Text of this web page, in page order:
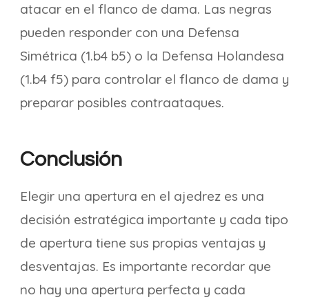
atacar en el flanco de dama. Las negras
pueden responder con una Defensa
Simétrica (1.b4 b5) o la Defensa Holandesa
(1.b4 f5) para controlar el flanco de dama y
preparar posibles contraataques.
Conclusión
Elegir una apertura en el ajedrez es una
decisión estratégica importante y cada tipo
de apertura tiene sus propias ventajas y
desventajas. Es importante recordar que
no hay una apertura perfecta y cada